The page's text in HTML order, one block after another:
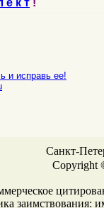
е к т !
и исправь ее!
Санкт-
Copyright
заимствования: